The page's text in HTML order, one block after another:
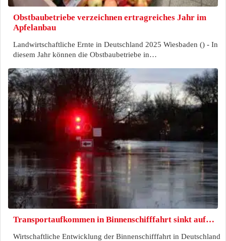
Obstbaubetriebe verzeichnen ertragreiches Jahr im
Apfelanbau
Landwirtschaftliche Ernte in Deutschland 2025 Wiesbaden () - In
diesem Jahr können die Obstbaubetriebe in…
Transportaufkommen in Binnenschifffahrt sinkt auf…
Wirtschaftliche Entwicklung der Binnenschifffahrt in Deutschland